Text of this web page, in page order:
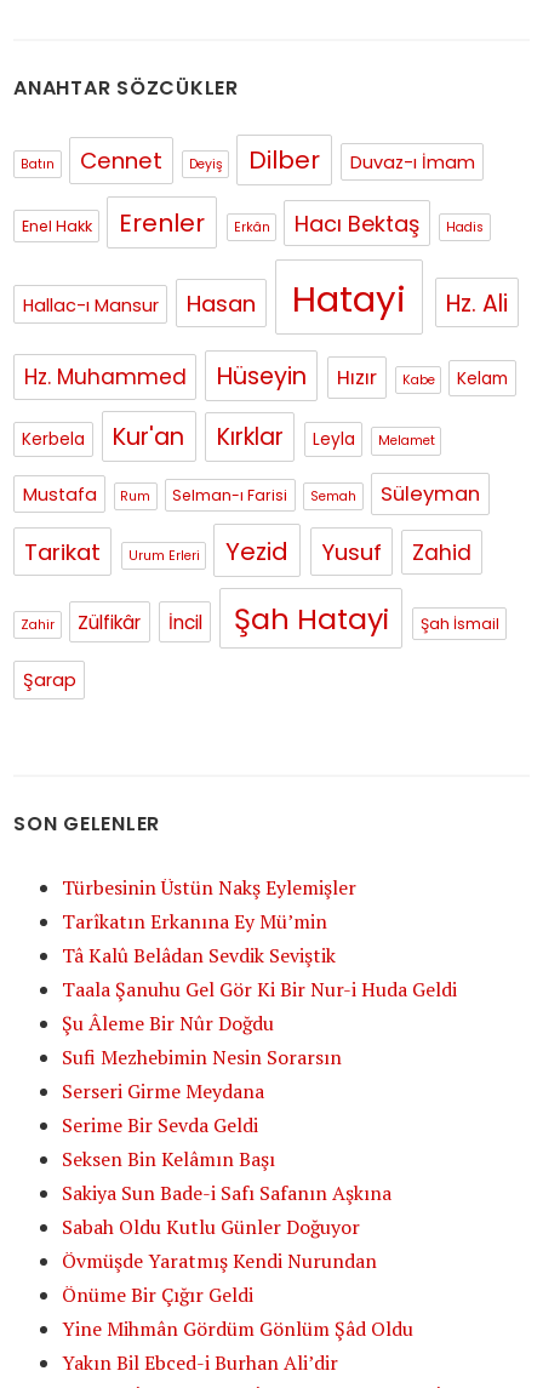
ANAHTAR SÖZCÜKLER
Batın Cennet Deyiş Dilber Duvaz-ı İmam
Enel Hakk Erenler Erkân Hacı Bektaş Hadis
Hallac-ı Mansur Hasan Hatayi Hz. Ali
Hz. Muhammed Hüseyin Hızır Kabe Kelam
Kerbela Kur'an Kırklar Leyla Melamet
Mustafa Rum Selman-ı Farisi Semah Süleyman
Tarikat Urum Erleri Yezid Yusuf Zahid
Zahir Zülfikâr İncil Şah Hatayi Şah İsmail
Şarap
SON GELENLER
Türbesinin Üstün Nakş Eylemişler
Tarîkatın Erkanına Ey Mü’min
Tâ Kalû Belâdan Sevdik Seviştik
Taala Şanuhu Gel Gör Ki Bir Nur-i Huda Geldi
Şu Âleme Bir Nûr Doğdu
Sufi Mezhebimin Nesin Sorarsın
Serseri Girme Meydana
Serime Bir Sevda Geldi
Seksen Bin Kelâmın Başı
Sakiya Sun Bade-i Safı Safanın Aşkına
Sabah Oldu Kutlu Günler Doğuyor
Övmüşde Yaratmış Kendi Nurundan
Önüme Bir Çığır Geldi
Yine Mihmân Gördüm Gönlüm Şâd Oldu
Yakın Bil Ebced-i Burhan Ali’dir